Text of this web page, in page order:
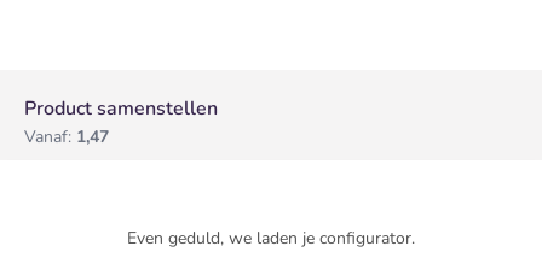
Product samenstellen
Vanaf: 1,47
Even geduld, we laden je configurator.